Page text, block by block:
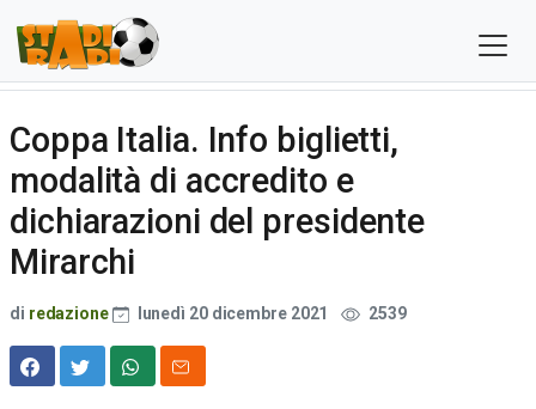
Coppa Italia. Info biglietti,
modalità di accredito e
dichiarazioni del presidente
Mirarchi
di redazione lunedì 20 dicembre 2021 2539